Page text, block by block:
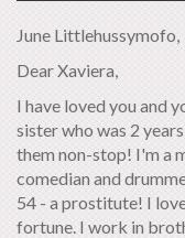
June
Dear Xaviera,
I have loved you and
sister who was 2
them non-stop! I'm a
comedian and
54 - a prostitute! I
fortune. I work in